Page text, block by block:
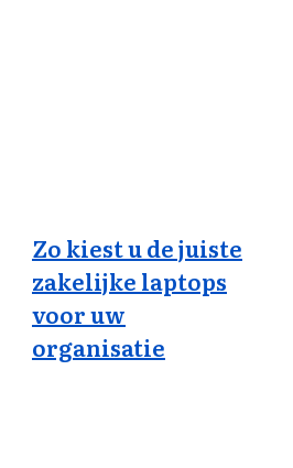
Zo kiest u de juiste
zakelijke laptops
voor uw
organisatie